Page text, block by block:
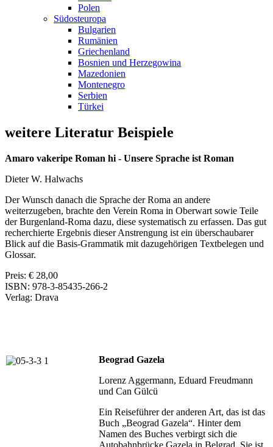
Polen
Südosteuropa
Bulgarien
Rumänien
Griechenland
Bosnien und Herzegowina
Mazedonien
Montenegro
Serbien
Türkei
weitere Literatur Beispiele
Amaro vakeripe Roman hi - Unsere Sprache ist Roman
Dieter W. Halwachs
Der Wunsch danach die Sprache der Roma an andere
weiterzugeben, brachte den Verein Roma in Oberwart sowie Teile
der Burgenland-Roma dazu, diese systematisch zu erfassen. Das gut
recherchierte Ergebnis dieser Anstrengung ist ein überschaubarer
Blick auf die Basis-Grammatik mit dazugehörigen Textbelegen und
Glossar.
Preis: € 28,00
ISBN: 978-3-85435-266-2
Verlag: Drava
Beograd Gazela
Lorenz Aggermann, Eduard Freudmann
und Can Gülcü
Ein Reiseführer der anderen Art, das ist das
Buch „Beograd Gazela“. Hinter dem
Namen des Buches verbirgt sich die
Autobahnbrücke Gazela in Belgrad. Sie ist